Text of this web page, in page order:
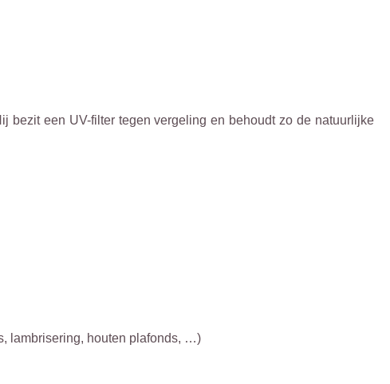
bezit een UV-filter tegen vergeling en behoudt zo de natuurlijke
lambrisering, houten plafonds, …)